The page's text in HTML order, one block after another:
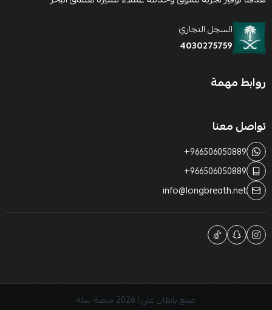
السجل التجاري
4030275759
روابط مهمة
تواصل معنا
+966506050889
+966506050889
info@longbreath.net
صنع بإتقان على | 2026 منصة سلة